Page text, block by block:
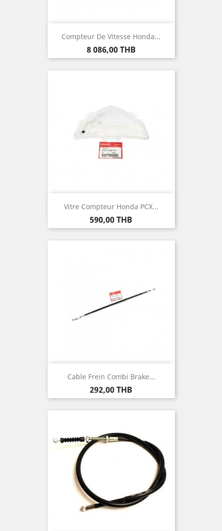
Compteur De Vitesse Honda...
Prix
8 086,00 THB
Vitre Compteur Honda PCX...
Prix
590,00 THB
Cable Frein Combi Brake...
Prix
292,00 THB